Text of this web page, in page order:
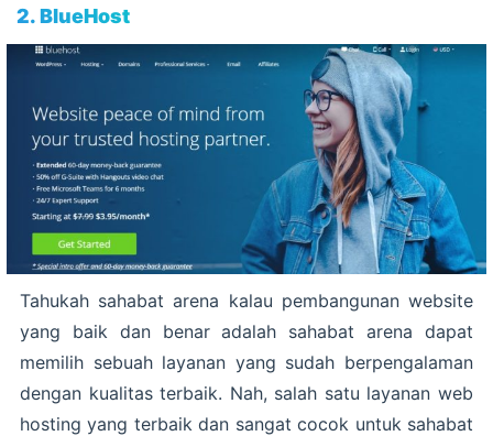
2. BlueHost
Tahukah sahabat arena kalau pembangunan website
yang baik dan benar adalah sahabat arena dapat
memilih sebuah layanan yang sudah berpengalaman
dengan kualitas terbaik. Nah, salah satu layanan web
hosting yang terbaik dan sangat cocok untuk sahabat